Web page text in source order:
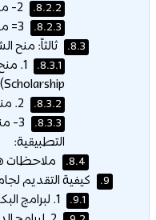
8.2.2.
8.2.3.
8.3. ثالثاً: منح
8.3.1.
Scholarship):
8.3.2.
8.3.3.
3-
التطبيقية:
8.4. ملاحظات
9. كيفية التقديم
9.1.